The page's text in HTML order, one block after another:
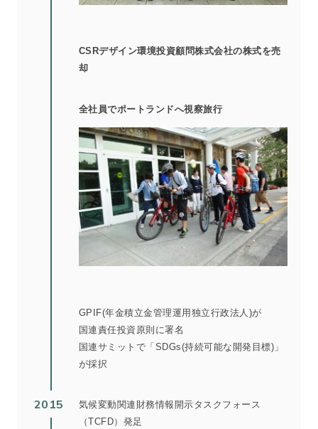
CSRデザイン環境投資顧問株式会社の株式を売
却
全社員でポートランドへ視察旅行
GPIF(年金積立金管理運用独立行政法人)が
国連責任投資原則に署名
国連サミットで「SDGs(持続可能な開発目標)」
が採択
気候変動関連財務情報開示タスクフォース
（TCFD）発足
2015